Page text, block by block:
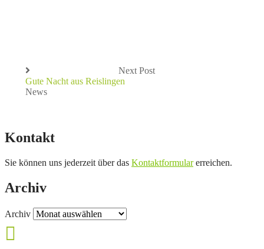
Next Post
Gute Nacht aus Reislingen
News
Kontakt
Sie können uns jederzeit über das Kontaktformularerreichen.
Archiv
Archiv